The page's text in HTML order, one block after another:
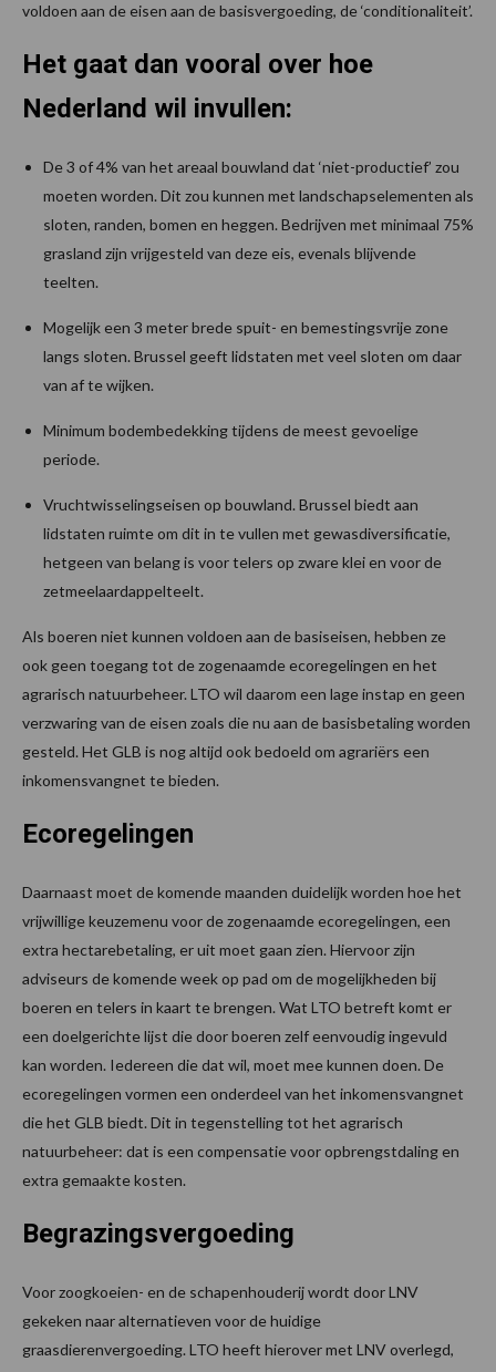
voldoen aan de eisen aan de basisvergoeding, de ‘conditionaliteit’.
Het gaat dan vooral over hoe
Nederland wil invullen:
De 3 of 4% van het areaal bouwland dat ‘niet-productief’ zou
moeten worden. Dit zou kunnen met landschapselementen als
sloten, randen, bomen en heggen. Bedrijven met minimaal 75%
grasland zijn vrijgesteld van deze eis, evenals blijvende
teelten.
Mogelijk een 3 meter brede spuit- en bemestingsvrije zone
langs sloten. Brussel geeft lidstaten met veel sloten om daar
van af te wijken.
Minimum bodembedekking tijdens de meest gevoelige
periode.
Vruchtwisselingseisen op bouwland. Brussel biedt aan
lidstaten ruimte om dit in te vullen met gewasdiversificatie,
hetgeen van belang is voor telers op zware klei en voor de
zetmeelaardappelteelt.
Als boeren niet kunnen voldoen aan de basiseisen, hebben ze
ook geen toegang tot de zogenaamde ecoregelingen en het
agrarisch natuurbeheer. LTO wil daarom een lage instap en geen
verzwaring van de eisen zoals die nu aan de basisbetaling worden
gesteld. Het GLB is nog altijd ook bedoeld om agrariërs een
inkomensvangnet te bieden.
Ecoregelingen
Daarnaast moet de komende maanden duidelijk worden hoe het
vrijwillige keuzemenu voor de zogenaamde ecoregelingen, een
extra hectarebetaling, er uit moet gaan zien. Hiervoor zijn
adviseurs de komende week op pad om de mogelijkheden bij
boeren en telers in kaart te brengen. Wat LTO betreft komt er
een doelgerichte lijst die door boeren zelf eenvoudig ingevuld
kan worden. Iedereen die dat wil, moet mee kunnen doen. De
ecoregelingen vormen een onderdeel van het inkomensvangnet
die het GLB biedt. Dit in tegenstelling tot het agrarisch
natuurbeheer: dat is een compensatie voor opbrengstdaling en
extra gemaakte kosten.
Begrazingsvergoeding
Voor zoogkoeien- en de schapenhouderij wordt door LNV
gekeken naar alternatieven voor de huidige
graasdierenvergoeding. LTO heeft hierover met LNV overlegd,